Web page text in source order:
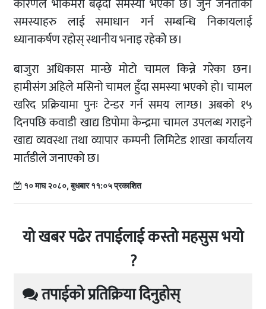
कारणले भोकमरी बढ्दो समस्या भएको छ। जुन जनताको
समस्याहरु लाई समाधान गर्न सम्बन्धि निकायलाई
ध्यानाकर्षण रहोस् स्थानीय भनाइ रहेकोे छ।
बाजुरा अधिकास मान्छे मोटो चामल किन्ने गरेका छन।
हामीसंग अहिले मसिनो चामल हुँदा समस्या भएको हो। चामल
खरिद प्रक्रियामा पुनः टेन्डर गर्न समय लाग्छ। अबको १५
दिनपछि कवाडी खाद्य डिपोमा केन्द्रमा चामल उपलब्ध गराइने
खाद्य व्यवस्था तथा व्यापार कम्पनी लिमिटेड शाखा कार्यालय
मार्तडीले जनाएको छ।
१० माघ २०८०, बुधबार ११:०५ प्रकाशित
यो खबर पढेर तपाईलाई कस्तो महसुस भयो
?
तपाईको प्रतिक्रिया दिनुहोस्